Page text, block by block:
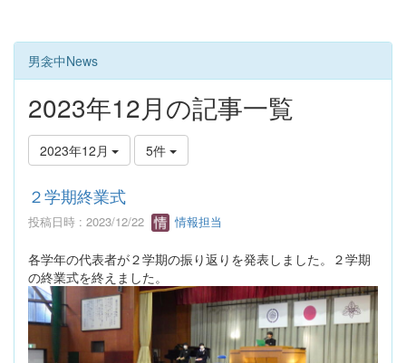
男衾中News
2023年12月の記事一覧
2023年12月 5件
２学期終業式
投稿日時 : 2023/12/22 情報担当
各学年の代表者が２学期の振り返りを発表しました。２学期
の終業式を終えました。